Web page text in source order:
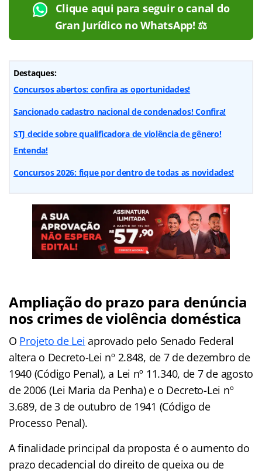
Clique aqui para seguir o canal do
Gran Jurídico no WhatsApp! ⚖️
Destaques:
Concursos abertos: confira as oportunidades!
Sancionado cadastro nacional de condenados! Confira!
STJ decide sobre qualificadora de violência de gênero!
Entenda!
Concursos 2026: fique por dentro de todas as novidades!
Ampliação do prazo para denúncia
nos crimes de violência doméstica
O Projeto de Lei aprovado pelo Senado Federal
altera o Decreto-Lei nº 2.848, de 7 de dezembro de
1940 (Código Penal), a Lei nº 11.340, de 7 de agosto
de 2006 (Lei Maria da Penha) e o Decreto-Lei nº
3.689, de 3 de outubro de 1941 (Código de
Processo Penal).
A finalidade principal da proposta é o aumento do
prazo decadencial do direito de queixa ou de